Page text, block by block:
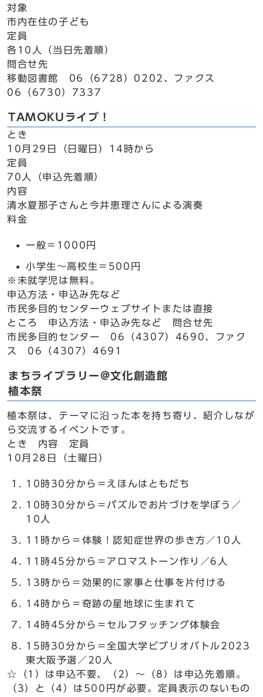
対象
市内在住の子ども
定員
各10人（当日先着順）
問合せ先
移動図書館 06（6728）0202、ファクス
06（6730）7337
TAMOKUライブ！
とき
10月29日（日曜日）14時から
定員
70人（申込先着順）
内容
清水夏那子さんと今井恵理さんによる演奏
料金
一般＝1000円
小学生～高校生＝500円
※未就学児は無料。
申込方法・申込み先など
市民多目的センターウェブサイトまたは直接
ところ 申込方法・申込み先など 問合せ先
市民多目的センター 06（4307）4690、ファク
ス 06（4307）4691
まちライブラリー@文化創造館
植本祭
植本祭は、テーマに沿った本を持ち寄り、紹介しなが
ら交流するイベントです。
とき 内容 定員
10月28日（土曜日）
10時30分から＝えほんはともだち
10時30分から＝パズルでお片づけを学ぼう／
10人
11時から＝体験！認知症世界の歩き方／10人
11時45分から＝アロマストーン作り／6人
13時から＝効果的に家事と仕事を片付ける
14時から＝奇跡の星地球に生まれて
14時45分から＝セルフタッチング体験会
15時30分から＝全国大学ビブリオバトル2023
東大阪予選／20人
☆（1）は申込不要、（2）～（8）は申込先着順。
（3）と（4）は500円が必要。定員表示のないもの